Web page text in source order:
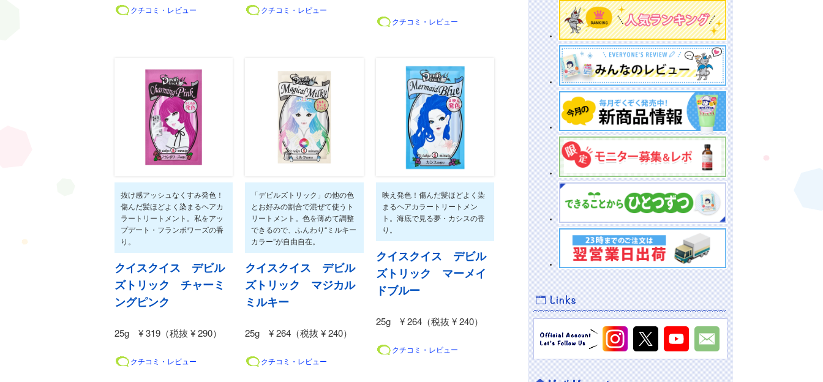
クチコミ・レビュー クチコミ・レビュー
クチコミ・レビュー
抜け感アッシュなくすみ発色！
傷んだ髪ほどよく染まるヘアカ
ラートリートメント。私をアッ
プデート・フランボワーズの香
り。
クイスクイス デビル
ズトリック チャーミ
ングピンク
25g ¥ 319（税抜 ¥ 290）
クチコミ・レビュー
「デビルズトリック」の他の色
とお好みの割合で混ぜて使うト
リートメント。色を薄めて調整
できるので、ふんわり“ミルキー
カラー”が自由自在。
クイスクイス デビル
ズトリック マジカル
ミルキー
25g ¥ 264（税抜 ¥ 240）
クチコミ・レビュー
映え発色！傷んだ髪ほどよく染
まるヘアカラートリートメン
ト。海底で見る夢・カシスの香
り。
クイスクイス デビル
ズトリック マーメイ
ドブルー
25g ¥ 264（税抜 ¥ 240）
クチコミ・レビュー